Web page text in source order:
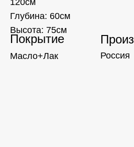
120см
Глубина: 60см
Высота: 75см
Покрытие
Масло+Лак Россия